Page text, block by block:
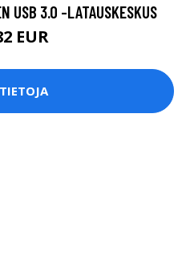
USB 3.0 -LATAUSKESKUS
EUR